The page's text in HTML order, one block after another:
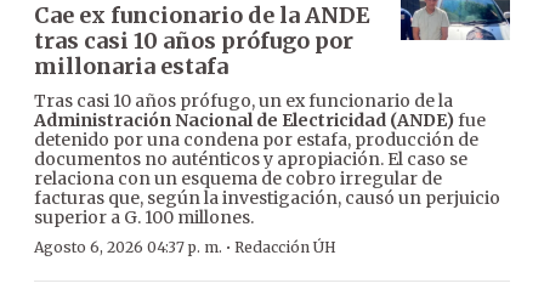
Cae ex funcionario de la ANDE
tras casi 10 años prófugo por
millonaria estafa
Tras casi 10 años prófugo, un ex funcionario de la
Administración Nacional de Electricidad (ANDE)fue
detenido por una condena por estafa, producción de
documentos no auténticos y apropiación. El caso se
relaciona con un esquema de cobro irregular de
facturas que, según la investigación, causó un perjuicio
superior a G. 100 millones.
Agosto 6, 2026 04:37 p. m. · Redacción ÚH